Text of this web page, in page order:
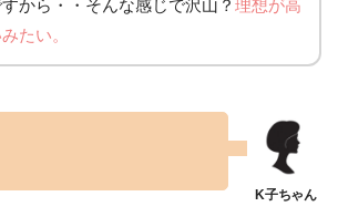
から・・そんな感じで沢山？ 理想が高
たい。